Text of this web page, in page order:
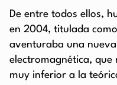
De entre todos ellos,
en 2004, titulada como
aventuraba una
electromagnética, que
muy inferior a la